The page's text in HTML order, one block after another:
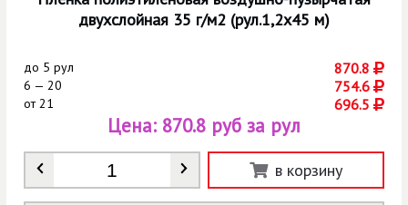
двухслойная 35 г/м2 (рул.1,2х45 м)
до 5 рул 870.8
6 — 20 754.6
от21 696.5
Количество
Цена: 870.8 руб за рул
в корзину